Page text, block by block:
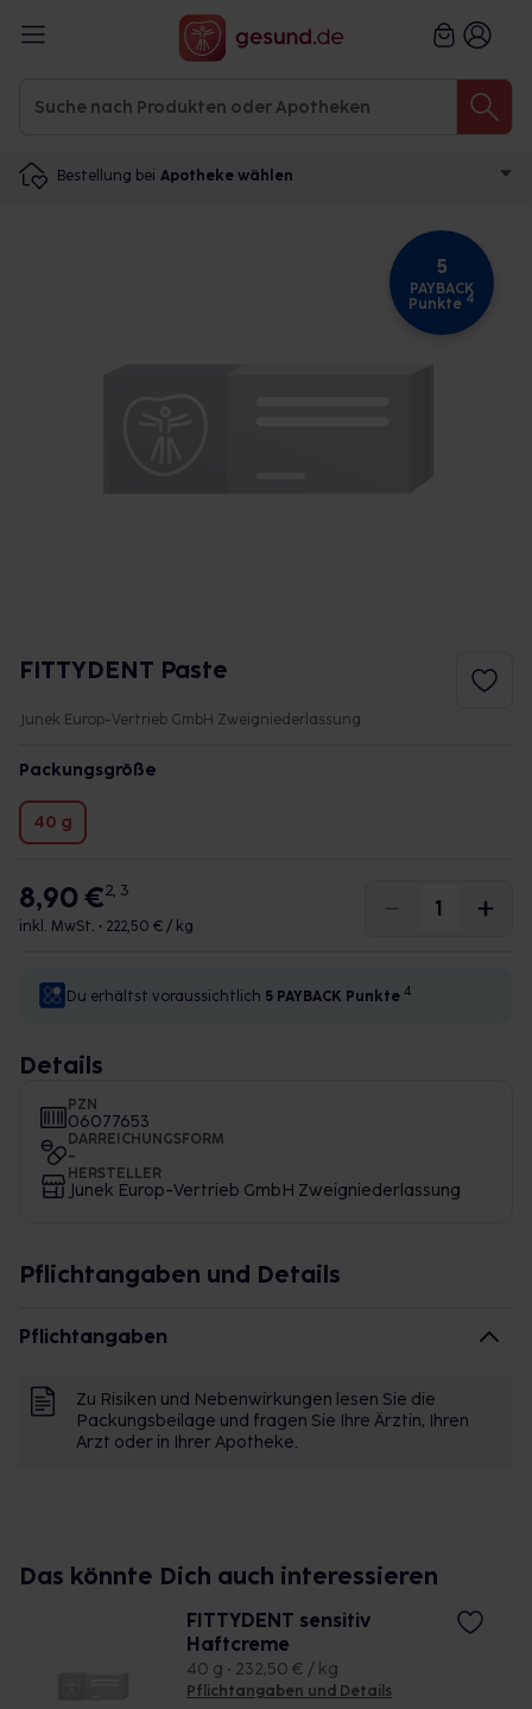
Bestellung bei Apotheke wählen
5
PAYBACK
Punkte 4
FITTYDENT Paste
Junek Europ-Vertrieb GmbH Zweigniederlassung
Packungsgröße
40 g
8,90 €2, 3
inkl. MwSt. • 222,50 € / kg
Du erhältst voraussichtlich 5 PAYBACK Punkte 4
Details
PZN
06077653
DARREICHUNGSFORM
-
HERSTELLER
Junek Europ-Vertrieb GmbH Zweigniederlassung
Pflichtangaben und Details
Pflichtangaben
Zu Risiken und Nebenwirkungen lesen Sie die
Packungsbeilage und fragen Sie Ihre Ärztin, Ihren
Arzt oder in Ihrer Apotheke.
Das könnte Dich auch interessieren
FITTYDENT sensitiv
Haftcreme
40 g • 232,50 € / kg
Pflichtangaben und Details